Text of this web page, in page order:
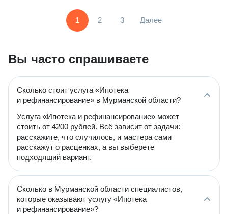
1 2 3 Далее
Вы часто спрашиваете
Сколько стоит услуга «Ипотека
и рефинансирование» в Мурманской области?
Услуга «Ипотека и рефинансирование» может
стоить от 4200 рублей. Всё зависит от задачи:
расскажите, что случилось, и мастера сами
расскажут о расценках, а вы выберете
подходящий вариант.
Сколько в Мурманской области специалистов,
которые оказывают услугу «Ипотека
и рефинансирование»?